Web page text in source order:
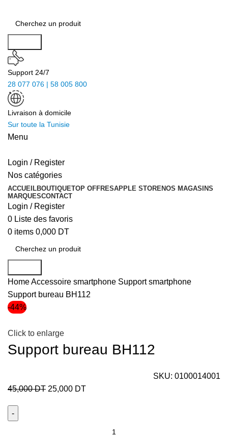
Support 24/7
28 077 076 | 58 005 800
Livraison à domicile
Sur toute la Tunisie
Menu
Login / Register
Nos catégories
ACCUEILBOUTIQUETOP OFFRESAPPLE STORENOS MAGASINS
MARQUESCONTACT
Login / Register
0 Liste des favoris
0 items 0,000 DT
HomeAccessoire smartphone Support smartphone
Support bureau BH112
-44%
Click to enlarge
Support bureau BH112
SKU: 0100014001
45,000DT 25,000 DT